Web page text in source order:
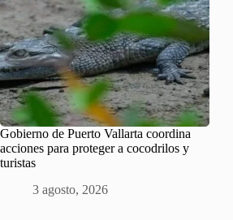
Gobierno de Puerto Vallarta coordina
acciones para proteger a cocodrilos y
turistas
3 agosto, 2026